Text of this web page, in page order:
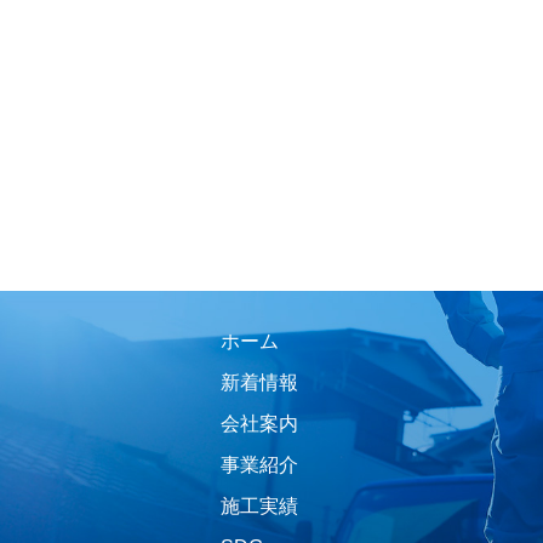
ホーム
新着情報
会社案内
事業紹介
施工実績